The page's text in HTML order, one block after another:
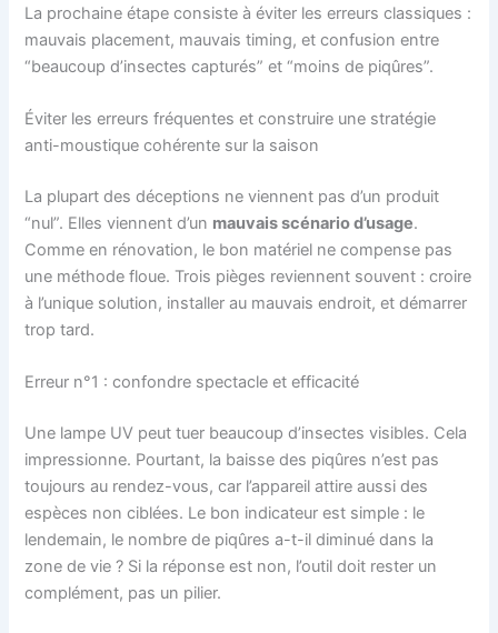
La prochaine étape consiste à éviter les erreurs classiques :
mauvais placement, mauvais timing, et confusion entre
“beaucoup d’insectes capturés” et “moins de piqûres”.
Éviter les erreurs fréquentes et construire une stratégie
anti-moustique cohérente sur la saison
La plupart des déceptions ne viennent pas d’un produit
“nul”. Elles viennent d’un mauvais scénario d’usage.
Comme en rénovation, le bon matériel ne compense pas
une méthode floue. Trois pièges reviennent souvent : croire
à l’unique solution, installer au mauvais endroit, et démarrer
trop tard.
Erreur n°1 : confondre spectacle et efficacité
Une lampe UV peut tuer beaucoup d’insectes visibles. Cela
impressionne. Pourtant, la baisse des piqûres n’est pas
toujours au rendez-vous, car l’appareil attire aussi des
espèces non ciblées. Le bon indicateur est simple : le
lendemain, le nombre de piqûres a-t-il diminué dans la
zone de vie ? Si la réponse est non, l’outil doit rester un
complément, pas un pilier.